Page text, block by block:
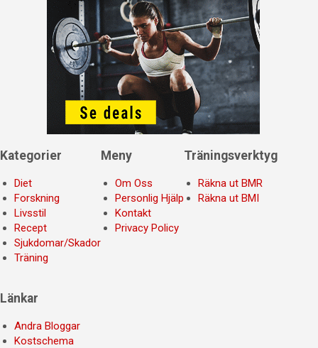
Kategorier
Diet
Forskning
Livsstil
Recept
Sjukdomar/Skador
Träning
Meny
Om Oss
Personlig Hjälp
Kontakt
Privacy Policy
Träningsverktyg
Räkna ut BMR
Räkna ut BMI
Länkar
Andra Bloggar
Kostschema